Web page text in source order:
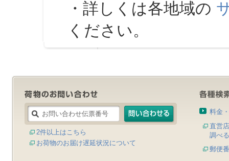
・詳しくは各地域の
ください。
2件以上はこちら
お荷物のお届け遅延状況について
料金
直営
調べる
郵便